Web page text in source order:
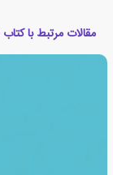
مقالات مرتبط با